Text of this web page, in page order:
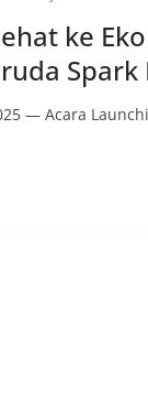
ke
— Acara